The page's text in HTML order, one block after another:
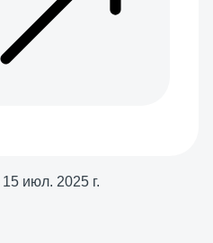
15 июл. 2025 г.